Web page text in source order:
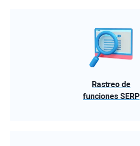
Rastreo de
funciones SERP